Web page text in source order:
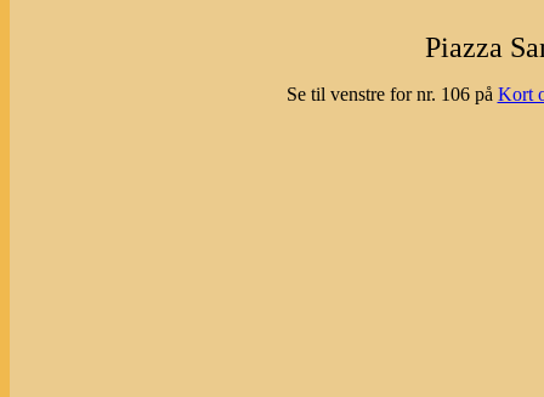
Piazza
Se til venstre for nr. 106 på Kort